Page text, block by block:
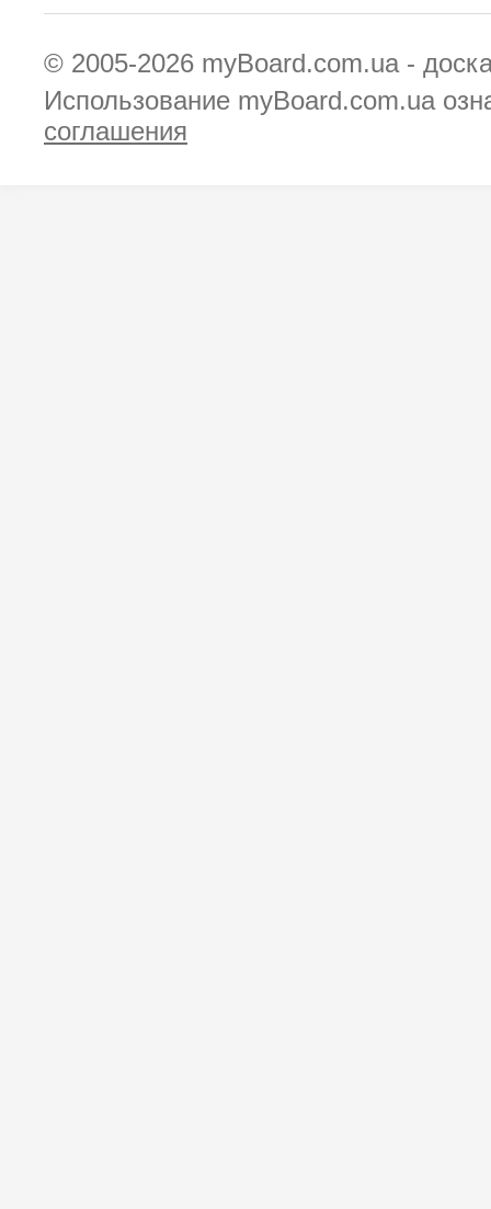
© 2005-2026 myBoard.com.ua -
Использование myBoard.com.ua
соглашения